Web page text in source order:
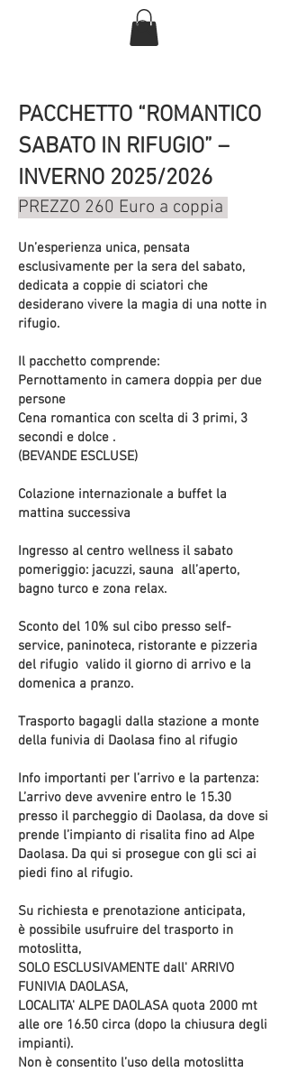
PACCHETTO “ROMANTICO
SABATO IN RIFUGIO” –
INVERNO 2025/2026
PREZZO 260 Euro a coppia
Un’esperienza unica, pensata
esclusivamente per la sera del sabato,
dedicata a coppie di sciatori che
desiderano vivere la magia di una notte in
rifugio.
Il pacchetto comprende:
Pernottamento in camera doppia per due
persone
Cena romantica con scelta di 3 primi, 3
secondi e dolce .
(BEVANDE ESCLUSE)
Colazione internazionale a buffet la
mattina successiva
Ingresso al centro wellness il sabato
pomeriggio: jacuzzi, sauna all’aperto,
bagno turco e zona relax.
Sconto del 10% sul cibo presso self-
service, paninoteca, ristorante e pizzeria
del rifugio valido il giorno di arrivo e la
domenica a pranzo.
Trasporto bagagli dalla stazione a monte
della funivia di Daolasa fino al rifugio
Info importanti per l’arrivo e la partenza:
L’arrivo deve avvenire entro le 15.30
presso il parcheggio di Daolasa, da dove si
prende l’impianto di risalita fino ad Alpe
Daolasa. Da qui si prosegue con gli sci ai
piedi fino al rifugio.
Su richiesta e prenotazione anticipata,
è possibile usufruire del trasporto in
motoslitta,
SOLO ESCLUSIVAMENTE dall' ARRIVO
FUNIVIA DAOLASA,
LOCALITA' ALPE DAOLASA quota 2000 mt
alle ore 16.50 circa (dopo la chiusura degli
impianti).
Non è consentito l’uso della motoslitta